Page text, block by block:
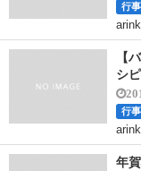
行事
【
シ
行事
年